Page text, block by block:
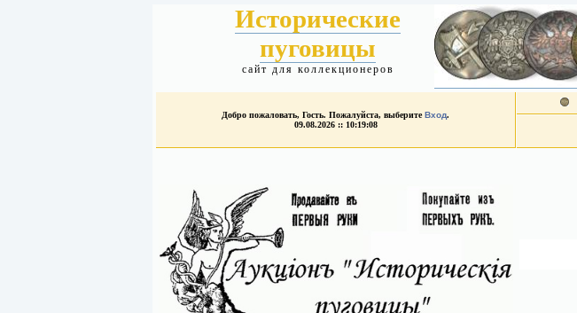
Исторические
пуговицы
сайт для коллекционеров
Добро пожаловать, Гость. Пожалуйста, выберитеВход.
09.08.2026 :: 10:19:08